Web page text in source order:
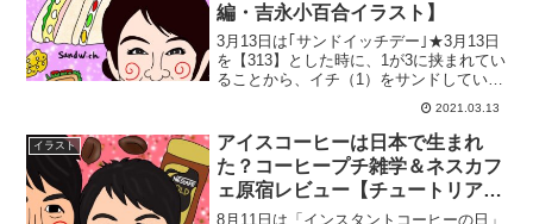
編・吉永小百合イラスト】
3月13日は｢サンドイッチデー｣★3月13日
を【313】とした時に、1が3に挟まれてい
ることから、イチ（1）をサンドしている
→｢サンドイッチ｣★ということの連想に
ちなんで制定された日。ちなみに｢サン
ド｣に｢挟む｣という意味はありません。
｢~...
2021.03.13
イラスト
アイスコーヒーは日本で生まれ
た？コーヒープチ雑学＆ネスカフ
ェ原宿レビュー【チュートリアル
イラスト】
8月11日は「インスタントコーヒーの日」